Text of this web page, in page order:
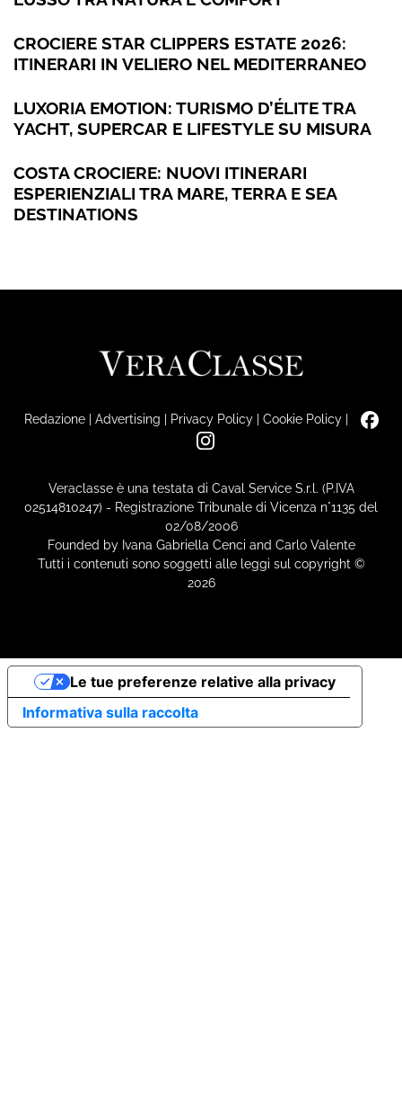
CROCIERE STAR CLIPPERS ESTATE 2026:
ITINERARI IN VELIERO NEL MEDITERRANEO
LUXORIA EMOTION: TURISMO D’ÉLITE TRA
YACHT, SUPERCAR E LIFESTYLE SU MISURA
COSTA CROCIERE: NUOVI ITINERARI
ESPERIENZIALI TRA MARE, TERRA E SEA
DESTINATIONS
Redazione| Advertising | Privacy Policy| Cookie Policy|
Veraclasse è una testata di Caval Service S.r.l. (P.IVA
02514810247) - Registrazione Tribunale di Vicenza n°1135 del
02/08/2006
Founded by Ivana Gabriella Cenci and Carlo Valente
Tutti i contenuti sono soggetti alle leggi sul copyright ©
2026
Informativa sulla raccolta
Le tue preferenze relative alla privacy